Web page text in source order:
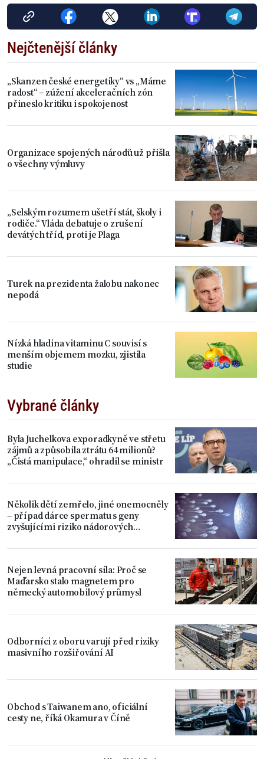
Nejčtenější články
„Skanzen české energetiky“ vs „Máme
radost“ – zúžení akceleračních zón
přineslo kritiku i spokojenost
Organizace spojených národů už přišla
o všechny výmluvy
„Selským rozumem ušetří stát, školy i
rodiče.“ Vláda debatuje o zrušení
devátých tříd, proti je Plaga
Turek na prezidenta žalobu nakonec
nepodá
Nízká hladina vitaminu C souvisí s
menším objemem mozku, zjistila
studie
Vybrané články
Byla Juchelkova exporadkyně ve střetu
zájmů a způsobila ztrátu 64 milionů?
„Čistá manipulace,“ ohradil se ministr
Několik dětí zemřelo, jiné onemocněly
– případ dárce spermatu s geny
zvyšujícími riziko nádorových
Nejen levná pracovní síla: Proč se
Maďarsko stalo magnetem pro
německý automobilový průmysl
Odborníci z oboru varují před riziky
masivního rozšiřování AI
Obchod s Taiwanem ano, oficiální
cesty ne, říká Okamura v Číně